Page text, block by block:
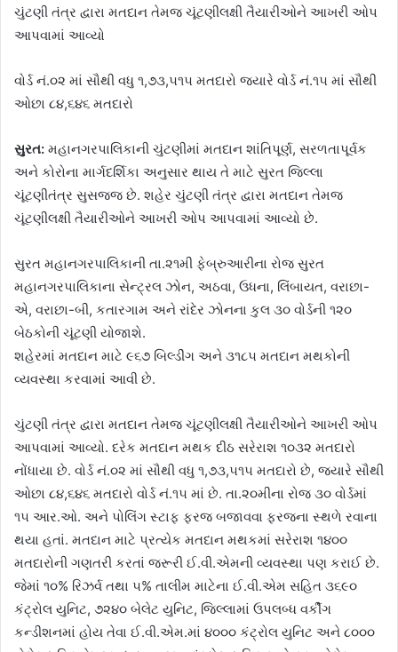
ચુંટણી તંત્ર દ્વારા મતદાન તેમજ ચૂંટણીલક્ષી તૈયારીઓને આખરી ઓપ
આપવામાં આવ્યો
વોર્ડ નં.૦૨ માં સૌથી વધુ ૧,૭૩,૫૧૫ મતદારો જ્યારે વોર્ડ નં.૧૫ માં સૌથી
ઓછા ૮૪,૬૪૬ મતદારો
સુરત: મહાનગરપાલિકાની ચુંટણીમાં મતદાન શાંતિપૂર્ણ, સરળતાપૂર્વક
અને કોરોના માર્ગદર્શિકા અનુસાર થાય તે માટે સુરત જિલ્લા
ચૂંટણીતંત્ર સુસજ્જ છે. શહેર ચુંટણી તંત્ર દ્વારા મતદાન તેમજ
ચૂંટણીલક્ષી તૈયારીઓને આખરી ઓપ આપવામાં આવ્યો છે.
સુરત મહાનગરપાલિકાની તા.૨૧મી ફેબ્રુઆરીના રોજ સુરત
મહાનગરપાલિકાના સેન્ટ્રલ ઝોન, અઠવા, ઉધના, લિંબાયત, વરાછા-
એ, વરાછા-બી, કતારગામ અને રાંદેર ઝોનના કુલ ૩૦ વોર્ડની ૧૨૦
બેઠકોની ચૂંટણી યોજાશે.
શહેરમાં મતદાન માટે ૯૬૭ બિલ્ડીંગ અને ૩૧૮૫ મતદાન મથકોની
વ્યવસ્થા કરવામાં આવી છે.
ચુંટણી તંત્ર દ્વારા મતદાન તેમજ ચૂંટણીલક્ષી તૈયારીઓને આખરી ઓપ
આપવામાં આવ્યો. દરેક મતદાન મથક દીઠ સરેરાશ ૧૦૩૨ મતદારો
નોંધાયા છે. વોર્ડ નં.૦૨ માં સૌથી વધુ ૧,૭૩,૫૧૫ મતદારો છે, જ્યારે સૌથી
ઓછા ૮૪,૬૪૬ મતદારો વોર્ડ નં.૧૫ માં છે. તા.૨૦મીના રોજ ૩૦ વોર્ડમાં
૧૫ આર.ઓ. અને પોલિંગ સ્ટાફ ફરજ બજાવવા ફરજના સ્થળે રવાના
થયા હતાં. મતદાન માટે પ્રત્યેક મતદાન મથકમાં સરેરાશ ૧૪૦૦
મતદારોની ગણતરી કરતાં જરૂરી ઈ.વી.એમની વ્યવસ્થા પણ કરાઈ છે.
જેમાં ૧૦% રિઝર્વ તથા ૫% તાલીમ માટેના ઈ.વી.એમ સહિત ૩૬૯૦
કંટ્રોલ યુનિટ, ૭૨૪૦ બેલેટ યુનિટ, જિલ્લામાં ઉપલબ્ધ વર્કીંગ
કન્ડીશનમાં હોય તેવા ઈ.વી.એમ.માં ૪૦૦૦ કંટ્રોલ યુનિટ અને ૮૦૦૦